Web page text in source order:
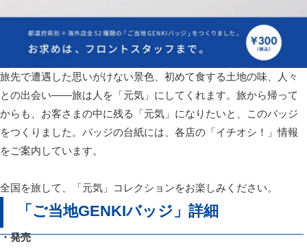
旅先で遭遇した思いがけない景色、初めて食する土地の味、人々
との出会い――旅は人を「元気」にしてくれます。旅から帰って
からも、お客さまの中に残る「元気」になりたいと、このバッジ
をつくりました。バッジの台紙には、各店の「イチオシ！」情報
をご案内しています。
全国を旅して、「元気」コレクションをお楽しみください。
「ご当地GENKIバッジ」詳細
・発売